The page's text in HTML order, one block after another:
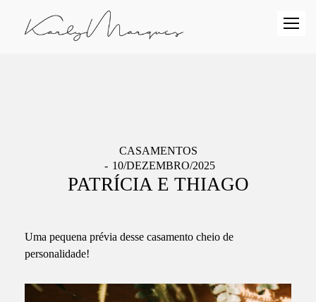
CASAMENTOS
10/DEZEMBRO/2025
PATRÍCIA E THIAGO
Uma pequena prévia desse casamento cheio de
personalidade!